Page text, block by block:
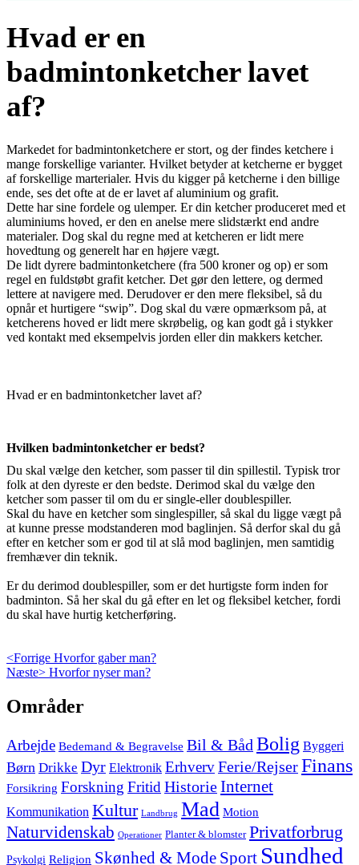
Hvad er en
badmintonketcher lavet
af?
Markedet for badmintonketchere er stort, og der findes ketchere i
mange forskellige varianter. Hvilket betyder at ketcherne er bygget
af forskellige marterialer. Hvis du kigger på ketcherne i den billige
ende, ses det ofte at de er lavet af aluminium og grafit.
Dette har sine fordele og ulemper. Er din ketcher produceret med et
aluminiums hoved, er den en anelse mere slidstærkt end andre
materialer. Dog skal du regne med at ketcheren er lidt mere
hovedtung og generelt har en højere vægt.
De lidt dyrere badmintonketchere (fra 500 kroner og op) er som
regel en fuldstøbt grafit ketcher. Det gør den lettere, og dermed
lettere at navigere med. Derudover er den mere fleksibel, så du
opnår et hurtigere “swip”. Dog skal du være opmærksom på, at
ketcherens hoved er lidt mere skrøbelig, og kan godt gå i stykker
ved kontakt med eksempelvis jorden eller din makkers ketcher.
Hvad er en badmintonketcher lavet af?
Hvilken badmintonketcher er bedst?
Du skal vælge den ketcher, som passer til din spillestil. Typisk tror
folk at den dyreste er den bedste. Derimod skal du vælge den
ketcher som passer til om du er single-eller doublespiller.
Skal du have en ketcher som singlespiller, så skal du ligge vægt på
at kunne presse modstanderen mod baglinjen. Så derfor skal du gå
efter en ketcher som er god til at slå mod baglinjen, men samtidig
fremhæver din teknik.
Er du derimod doublespiller, som er det hurtigste form inden for
badminton. Så her skal du gå efter en let og fleksibel ketcher, fordi
du skal have hurtig ketcherføring.
Indlægsnavigation
<Forrige Previous
post:
Hvorfor gaber man?
Næste> Next
Hvorfor nyser man?
Skip
to
Områder
Arbejde Bedemand & Begravelse Bil & Båd Bolig Byggeri
Børn Drikke Dyr Elektronik ErhvervFerie/RejserFinans
Forsikring Forskning Fritid HistorieInternet
Kommunikation Kultur Landbrug Mad Motion
Naturvidenskab Operationer Planter & blomster Privatforbrug
Psykolgi Religion Skønhed & Mode Sport Sundhed